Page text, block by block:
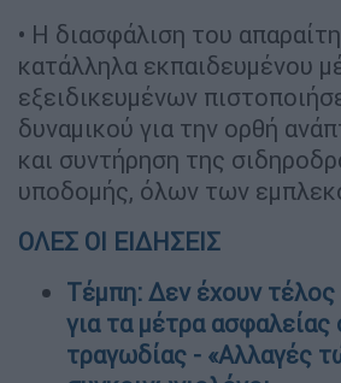
• Η διασφάλιση του
κατάλληλα εκπαιδευμένου
εξειδικευμένων
δυναμικού για την ορθή
και συντήρηση της
υποδομής, όλων των
ΟΛΕΣ ΟΙ ΕΙΔΗΣΕΙΣ
Τέμπη: Δεν έχουν τέλος
για τα μέτρα
τραγωδίας - «Αλλαγές